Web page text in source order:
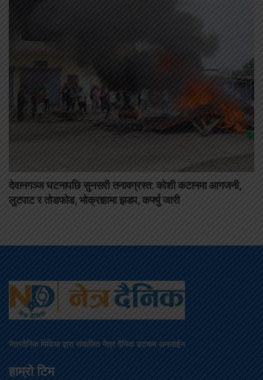
देवानगञ्ज घटनापछि सुनसरी तनावग्रस्त: कोशी कटानमा आगजनी,
लुटपाट र तोडफोड, भोक्राहामा झडप, कर्फ्यु जारी
नेत्रदैनिक मिडिया द्वारा संचालित नेत्र दैनिक डटकम अनलाईन
हाम्रो टिम